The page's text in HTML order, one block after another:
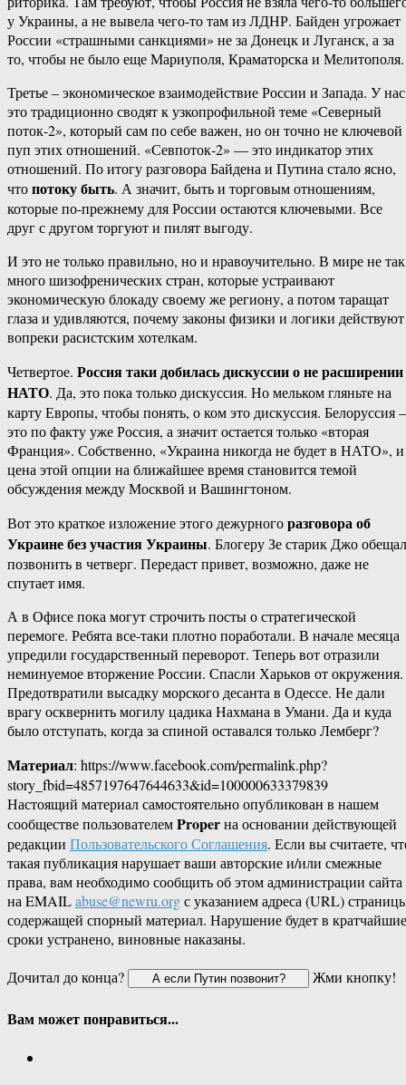
у Украины, а не вывела чего-то там из ЛДНР. Байден угрожает
России «страшными санкциями» не за Донецк и Луганск, а за
то, чтобы не было еще Мариуполя, Краматорска и Мелитополя.
Третье – экономическое взаимодействие России и Запада. У нас
это традиционно сводят к узкопрофильной теме «Северный
поток-2», который сам по себе важен, но он точно не ключевой
пуп этих отношений. «Севпоток-2» — это индикатор этих
отношений. По итогу разговора Байдена и Путина стало ясно,
чтопотоку быть. А значит, быть и торговым отношениям,
которые по-прежнему для России остаются ключевыми. Все
друг с другом торгуют и пилят выгоду.
И это не только правильно, но и нравоучительно. В мире не так
много шизофренических стран, которые устраивают
экономическую блокаду своему же региону, а потом таращат
глаза и удивляются, почему законы физики и логики действуют
вопреки расистским хотелкам.
Четвертое. Россия таки добилась дискуссии о не расширении
НАТО. Да, это пока только дискуссия. Но мельком гляньте на
карту Европы, чтобы понять, о ком это дискуссия. Белоруссия –
это по факту уже Россия, а значит остается только «вторая
Франция». Собственно, «Украина никогда не будет в НАТО», и
цена этой опции на ближайшее время становится темой
обсуждения между Москвой и Вашингтоном.
Вот это краткое изложение этого дежурногоразговора об
Украине без участия Украины. Блогеру Зе старик Джо обещал
позвонить в четверг. Передаст привет, возможно, даже не
спутает имя.
А в Офисе пока могут строчить посты о стратегической
перемоге. Ребята все-таки плотно поработали. В начале месяца
упредили государственный переворот. Теперь вот отразили
неминуемое вторжение России. Спасли Харьков от окружения.
Предотвратили высадку морского десанта в Одессе. Не дали
врагу осквернить могилу цадика Нахмана в Умани. Да и куда
было отступать, когда за спиной оставался только Лемберг?
Материал: https://www.facebook.com/permalink.php?
story_fbid=4857197647644633&id=100000633379839
Настоящий материал самостоятельно опубликован в нашем
сообществе пользователемProperна основании действующей
редакции Пользовательского Соглашения. Если вы считаете,
такая публикация нарушает ваши авторские и/или смежные
права, вам необходимо сообщить об этом администрации сайта
на EMAILabuse@newru.orgс указанием адреса (URL)
содержащей спорный материал. Нарушение будет в кратчайшие
сроки устранено, виновные наказаны.
Дочитал до конца?
Жми кнопку!
Вам может понравиться...